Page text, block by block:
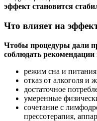
эффект становится
Что влияет на
Чтобы процедуры дали
соблюдать рекомендации
режим сна и
отказ от алкоголя
достаточное
умеренные
сочетание с
прессотерапия,